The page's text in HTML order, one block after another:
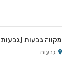
מקווה גבעות
גבעות